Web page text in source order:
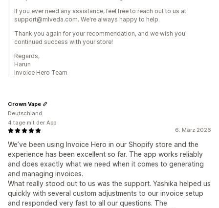
If you ever need any assistance, feel free to reach out to us at
support@mlveda.com. We're always happy to help.
Thank you again for your recommendation, and we wish you
continued success with your store!
Regards,
Harun
Invoice Hero Team
6. März 2026
We’ve been using Invoice Hero in our Shopify store and the
experience has been excellent so far. The app works reliably
and does exactly what we need when it comes to generating
and managing invoices.
What really stood out to us was the support. Yashika helped us
quickly with several custom adjustments to our invoice setup
and responded very fast to all our questions. The
Crown Vape
Deutschland
4 tage mit der App